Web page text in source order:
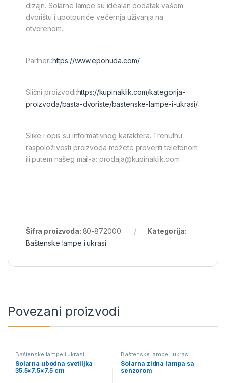
dizajn. Solarne lampe su idealan dodatak vašem
dvorištu i upotpuniće večernja uživanja na
otvorenom.
Partneri:https://www.eponuda.com/
Slični proizvodi:https://kupinaklik.com/kategorija-
proizvoda/basta-dvoriste/bastenske-lampe-i-ukrasi/
Slike i opis su informativnog karaktera. Trenutnu
raspoloživosti proizvoda možete proveriti telefonom
ili putem našeg mail-a: prodaja@kupinaklik.com
Šifra proizvoda: 80-872000
Kategorija:
Baštenske lampe i ukrasi
Povezani proizvodi
Baštenske lampe i ukrasi
Solarna ubodna svetiljka
35.5×7.5×7.5 cm
Baštenske lampe i ukrasi
Solarna zidna lampa sa
senzorom